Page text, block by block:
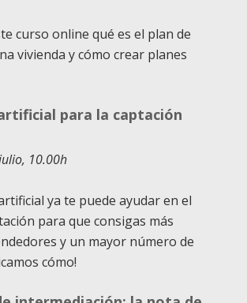
curso online qué es el plan de
vivienda y cómo crear planes
para la captación
10.00h
ya te puede ayudar en el
para que consigas más
y un mayor número de
cómo!